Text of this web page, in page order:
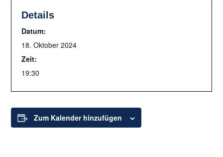
Details
Datum:
18. Oktober 2024
Zeit:
19:30
Zum Kalender hinzufügen